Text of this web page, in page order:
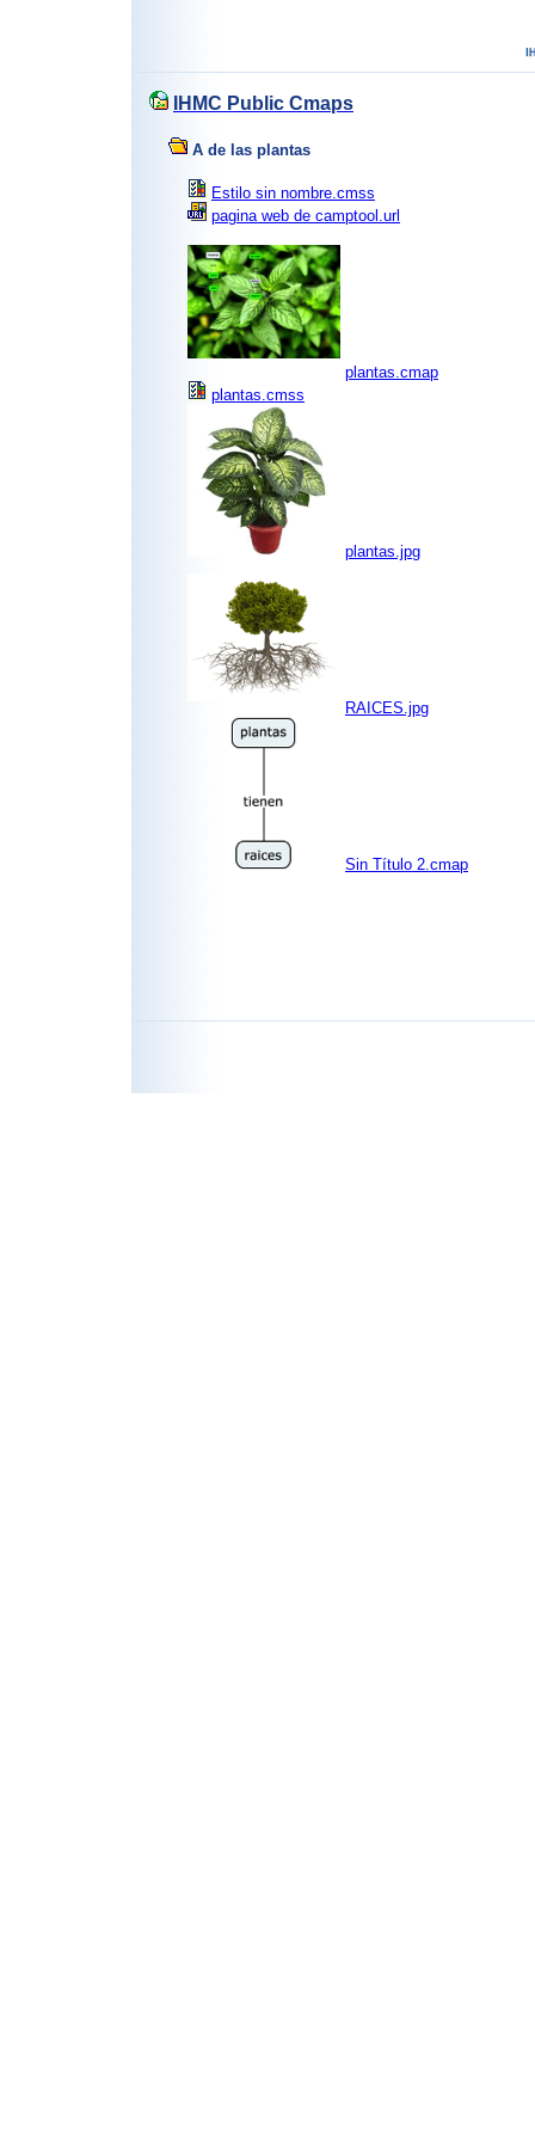
IHMC Public Cmaps
A de las plantas
Estilo sin nombre.cmss
pagina web de camptool.url
plantas.cmap
plantas.cmss
plantas.jpg
RAICES.jpg
Sin Título 2.cmap